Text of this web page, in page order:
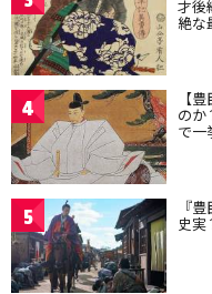
才後
絶な
4 【
のか
で一
5 『
史